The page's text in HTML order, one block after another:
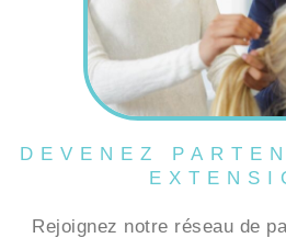
DEVENEZ
Rejoignez notre réseau de